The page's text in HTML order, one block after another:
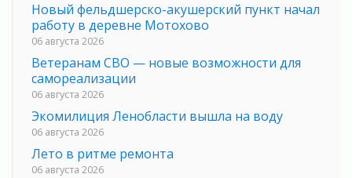
Новый фельдшерско-акушерский пункт начал
работу в деревне Мотохово
06 августа 2026
Ветеранам СВО — новые возможности для
самореализации
06 августа 2026
Экомилиция Ленобласти вышла на воду
06 августа 2026
Лето в ритме ремонта
06 августа 2026